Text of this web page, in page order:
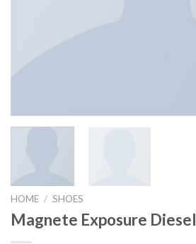
HOME / SHOES
Magnete Exposure Diesel